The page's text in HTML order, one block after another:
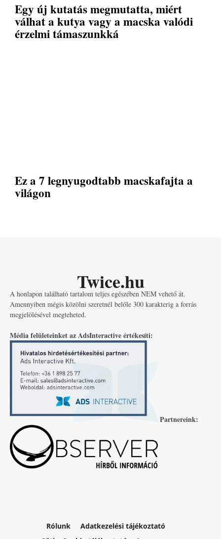
Egy új kutatás megmutatta, miért
válhat a kutya vagy a macska valódi
érzelmi támaszunkká
Ez a 7 legnyugodtabb macskafajta a
világon
Twice.hu
A honlapon található tartalom teljes egészében NEM vehető át.
Amennyiben mégis közölni szeretnél belőle 300 karakterig a forrás
megjelölésével megteheted.
Média felületeinket az AdsInteractive értékesíti:
Partnereink:
Rólunk
Adatkezelési tájékoztató